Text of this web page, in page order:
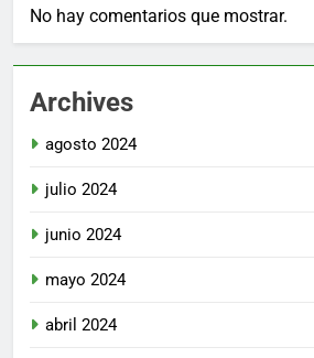
No hay comentarios que mostrar.
Archives
agosto 2024
julio 2024
junio 2024
mayo 2024
abril 2024